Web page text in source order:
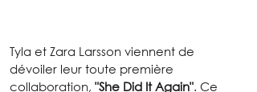
Tyla et Zara Larsson viennent de
dévoiler leur toute première
collaboration, "She Did It Again". Ce